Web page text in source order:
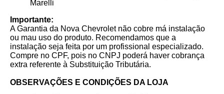
Marelli
Importante:
A Garantia da Nova Chevrolet não cobre má instalação
ou mau uso do produto. Recomendamos que a
instalação seja feita por um profissional especializado.
Compre no CPF, pois no CNPJ poderá haver cobrança
extra referente à Substituição Tributária.
OBSERVAÇÕES E CONDIÇÕES DA LOJA